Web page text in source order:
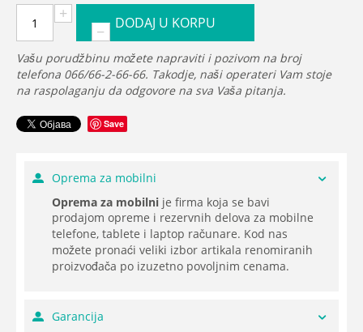
+
−
DODAJ U KORPU
Vašu porudžbinu možete napraviti i pozivom na broj
telefona 066/66-2-66-66. Takodje, naši operateri Vam stoje
na raspolaganju da odgovore na sva Vaša pitanja.
Save
Oprema za mobilni
Oprema za mobilni je firma koja se bavi
prodajom opreme i rezervnih delova za mobilne
telefone, tablete i laptop računare. Kod nas
možete pronaći veliki izbor artikala renomiranih
proizvođača po izuzetno povoljnim cenama.
Garancija